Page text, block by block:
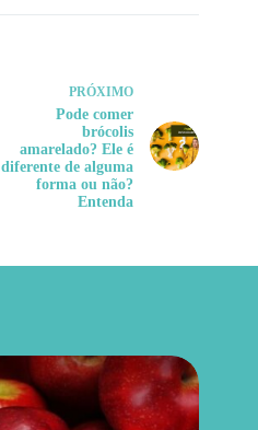
PRÓXIMO
Pode comer
brócolis
amarelado? Ele é
diferente de alguma
forma ou não?
Entenda